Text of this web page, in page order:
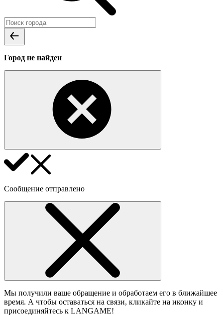
Город не найден
Сообщение отправлено
Мы получили ваше обращение и обработаем его в ближайшее
время. А чтобы оставаться на связи, кликайте на иконку и
присоединяйтесь к LANGAME!